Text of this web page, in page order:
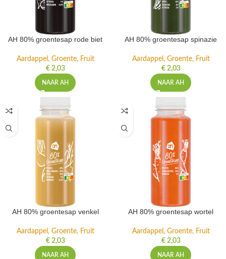
AH 80% groentesap rode biet
Aardappel, Groente, Fruit
€2,03
NAAR AH
AH 80% groentesap spinazie
Aardappel, Groente, Fruit
€2,03
NAAR AH
AH 80% groentesap venkel
Aardappel, Groente, Fruit
€2,03
NAAR AH
AH 80% groentesap wortel
Aardappel, Groente, Fruit
€2,03
NAAR AH